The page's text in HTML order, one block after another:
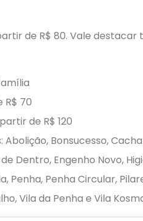
de R$ 80. Vale destacar
R$ 70
de R$ 120
Bonsucesso,
Dentro, Engenho Novo,
Penha, Penha Circular,
Vila da Penha e Vila